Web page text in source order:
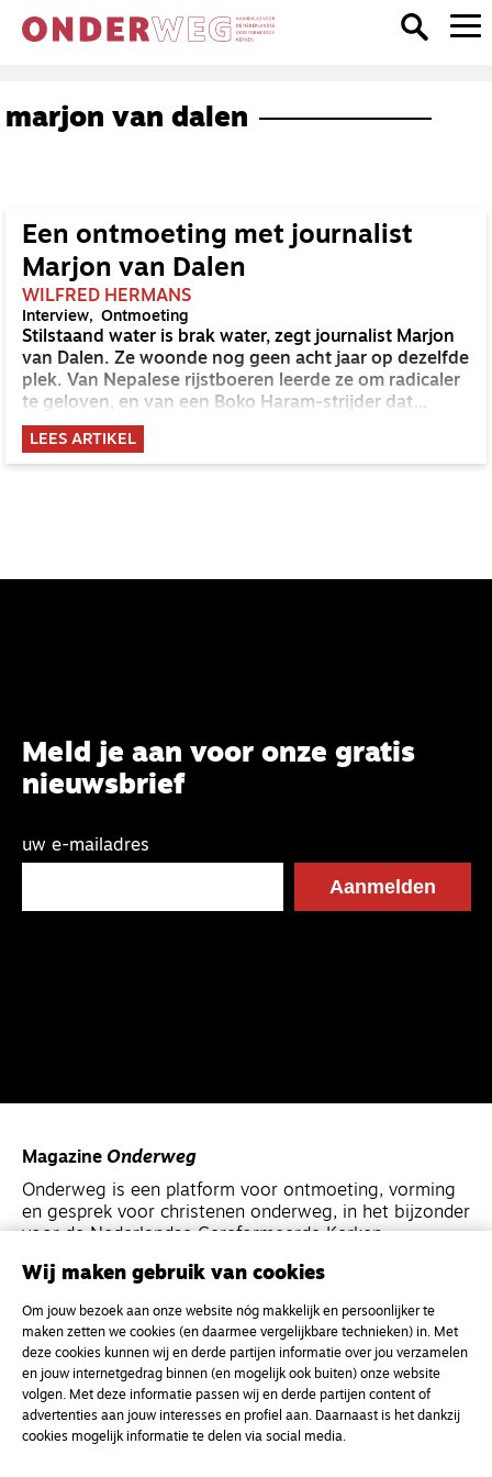
marjon van dalen
Een ontmoeting met journalist
Marjon van Dalen
WILFRED HERMANS
Interview Ontmoeting
Stilstaand water is brak water, zegt journalist Marjon
van Dalen. Ze woonde nog geen acht jaar op dezelfde
plek. Van Nepalese rijstboeren leerde ze om radicaler
te geloven, en van een Boko Haram-strijder dat
mensen meer op elkaar lijken dan we soms zouden
willen. ‘Ik zou niet voor mezelf instaan als ik
gekidnapt, gedrogeerd en gebrainwasht zou worden.’
LEES ARTIKEL
Meld je aan voor onze gratis
nieuwsbrief
uw e-mailadres
Magazine Onderweg
Onderweg is een platform voor ontmoeting, vorming
en gesprek voor christenen onderweg, in het bijzonder
voor de Nederlandse Gereformeerde Kerken.
Kvk-nummer 33277063
NL46 INGB 0117 5827 86
info@onderwegonline.nl
Wij maken gebruik van cookies
Om jouw bezoek aan onze website nóg makkelijk en persoonlijker te
maken zetten we cookies (en daarmee vergelijkbare technieken) in. Met
deze cookies kunnen wij en derde partijen informatie over jou verzamelen
en jouw internetgedrag binnen (en mogelijk ook buiten) onze website
volgen. Met deze informatie passen wij en derde partijen content of
advertenties aan jouw interesses en profiel aan. Daarnaast is het dankzij
cookies mogelijk informatie te delen via social media.